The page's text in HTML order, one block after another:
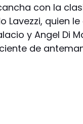
con la
Lavezzi, quien
y Angel Di
de